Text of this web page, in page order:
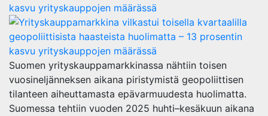
kasvu yrityskauppojen määrässä
Suomen yrityskauppamarkkinassa nähtiin toisen
vuosineljänneksen aikana piristymistä geopoliittisen
tilanteen aiheuttamasta epävarmuudesta huolimatta.
Suomessa tehtiin vuoden 2025 huhti–kesäkuun aikana